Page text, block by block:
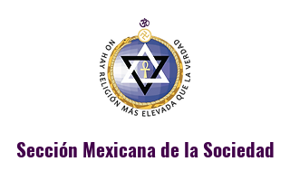
Sección Mexicana de la Sociedad